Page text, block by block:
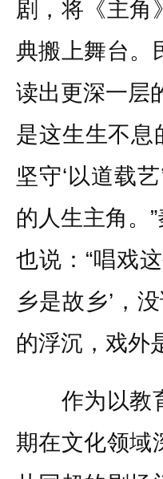
剧，将《主角
典搬上舞台。
读出更深一层
是这生生不息
坚守‘以道载
的人生主角。
也说：“唱戏
乡是故乡’，
的浮沉，戏外
作为以教育
期在文化领域